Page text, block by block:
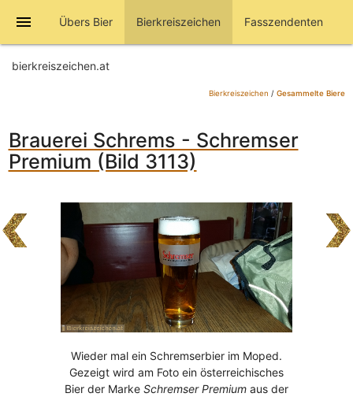
menu Übers Bier Bierkreiszeichen Fasszendenten
bierkreiszeichen.at
Bierkreiszeichen / Gesammelte Biere
Brauerei Schrems - Schremser
Premium (Bild 3113)
Wieder mal ein Schremserbier im Moped.
Gezeigt wird am Foto ein österreichisches
Bier der Marke Schremser Premiumaus der